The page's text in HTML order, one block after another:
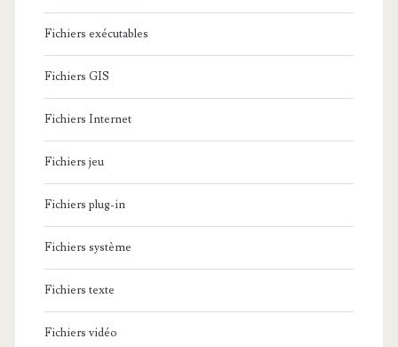
Fichiers exécutables
Fichiers GIS
Fichiers Internet
Fichiers jeu
Fichiers plug-in
Fichiers système
Fichiers texte
Fichiers vidéo